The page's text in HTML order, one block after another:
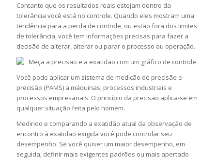
Contanto que os resultados reais estejam dentro da
tolerância você está no controle. Quando eles mostram uma
tendência para a perda de controle, ou estão fora dos limites
de tolerância, você tem informações precisas para fazer a
decisão de alterar, alterar ou parar o processo ou operação.
Você pode aplicar um sistema de medição de precisão e
precisão (PAMS) a máquinas, processos industriais e
processos empresariais. O princípio da precisão aplica-se em
qualquer situação feita pelo homem.
Medindo e comparando a exatidão atual da observação de
encontro à exatidão exigida você pode controlar seu
desempenho. Se você quiser um maior desempenho, em
seguida, definir mais exigentes padrões ou mais apertado